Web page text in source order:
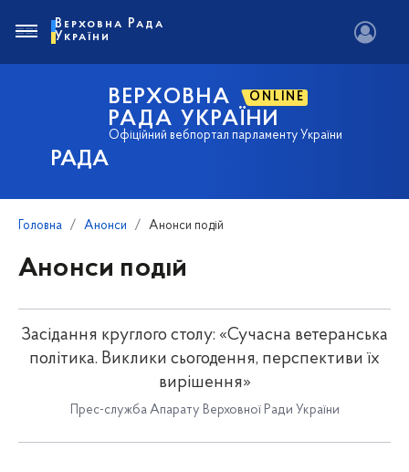
РАДА
ВЕРХОВНА ONLINE
РАДА УКРАЇНИ
Офіційний вебпортал парламенту України
Верховна Рада
України
Головна Анонси Анонси подій
Анонси подій
Засідання круглого столу: «Сучасна ветеранська
політика. Виклики сьогодення, перспективи їх
вирішення»
Прес-служба Апарату Верховної Ради України